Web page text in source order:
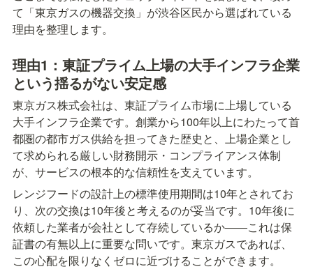
て「東京ガスの機器交換」が渋谷区民から選ばれている
理由を整理します。
理由1：東証プライム上場の大手インフラ企業
という揺るがない安定感
東京ガス株式会社は、東証プライム市場に上場している
大手インフラ企業です。創業から100年以上にわたって首
都圏の都市ガス供給を担ってきた歴史と、上場企業とし
て求められる厳しい財務開示・コンプライアンス体制
が、サービスの根本的な信頼性を支えています。
レンジフードの設計上の標準使用期間は10年とされてお
り、次の交換は10年後と考えるのが妥当です。10年後に
依頼した業者が会社として存続しているか――これは保
証書の有無以上に重要な問いです。東京ガスであれば、
この心配を限りなくゼロに近づけることができます。